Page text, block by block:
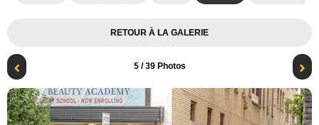
RETOUR À LA GALERIE
5/ 39 Photos